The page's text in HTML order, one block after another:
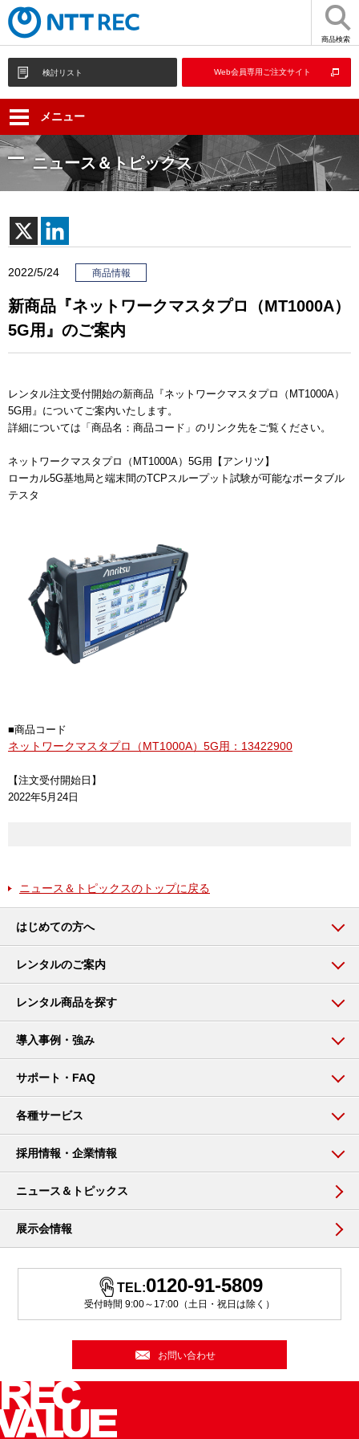
商品検索
検討リスト Web会員専用ご注文サイト
メニュー
ニュース＆トピックス
2022/5/24 商品情報
新商品『ネットワークマスタプロ（MT1000A）
5G用』のご案内
レンタル注文受付開始の新商品『ネットワークマスタプロ（MT1000A）
5G用』についてご案内いたします。
詳細については「商品名：商品コード」のリンク先をご覧ください。
ネットワークマスタプロ（MT1000A）5G用【アンリツ】
ローカル5G基地局と端末間のTCPスループット試験が可能なポータブル
テスタ
■商品コード
ネットワークマスタプロ（MT1000A）5G用：13422900
【注文受付開始日】
2022年5月24日
ニュース＆トピックスのトップに戻る
はじめての方へ
レンタルのご案内
レンタル商品を探す
導入事例・強み
サポート・FAQ
各種サービス
採用情報・企業情報
ニュース＆トピックス
展示会情報
TEL:0120-91-5809
受付時間 9:00～17:00（土日・祝日は除く）
お問い合わせ